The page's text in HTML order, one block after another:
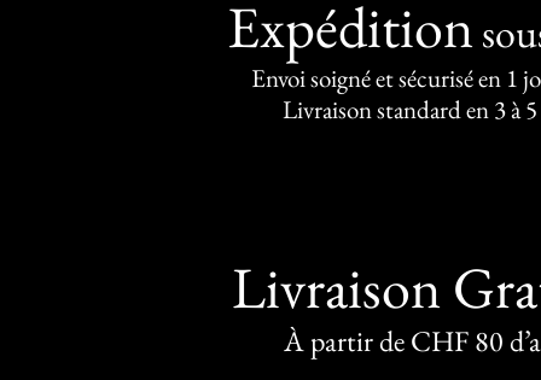
Expédition
Envoi soigné et sécurisé en 1
Livraison standard en 3 à
Livraison
À partir de CHF 80